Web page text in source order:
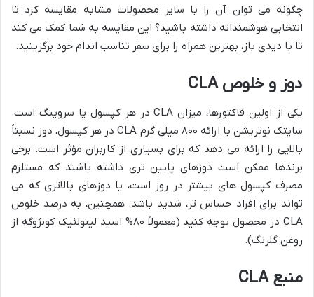
چگونه می توان آن را با سایر محصولات مشابه مقایسه کرد تا
انتخابی هوشمندانه داشته باشید؟ این مقایسه به شما کمک می کند
تا با دیدی باز، بهترین همراه را برای سفر تناسب اندام خود برگزینید.
دوز و خلوص CLA
یکی از اولین فاکتورها، میزان CLA در هر کپسول یا سروینگ است.
سایتک نوتریشن با ارائه ۸۰۰ میلی گرم CLA در هر کپسول، دوز نسبتاً
بالایی را ارائه می دهد که برای بسیاری از کاربران مؤثر است. برخی
برندها ممکن است دوزهای پایین تری داشته باشند که مستلزم
مصرف کپسول های بیشتر در روز است، یا دوزهای بالاتری که می
تواند برای افراد حساس تر، شدید باشد. همچنین، به درصد خلوص
CLA در محصول توجه کنید (معمولاً ۸۰% اسید لینولئیک کونژوگه از
روغن گلرنگ).
منبع CLA